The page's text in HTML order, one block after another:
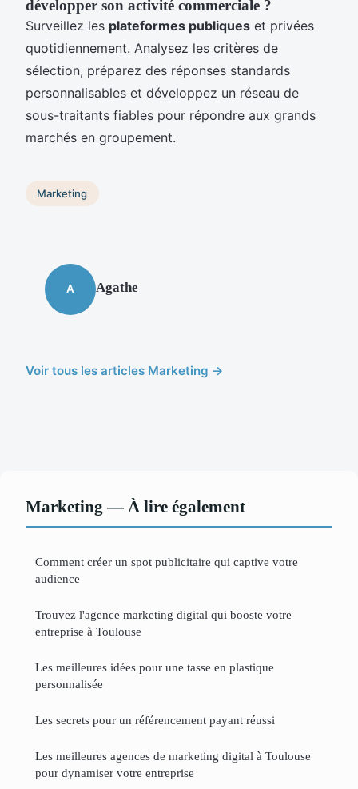
développer son activité commerciale ?
Surveillez les plateformes publiques et privées
quotidiennement. Analysez les critères de
sélection, préparez des réponses standards
personnalisables et développez un réseau de
sous-traitants fiables pour répondre aux grands
marchés en groupement.
Marketing
A Agathe
Voir tous les articles Marketing →
Marketing — À lire également
Comment créer un spot publicitaire qui captive votre
audience
Trouvez l'agence marketing digital qui booste votre
entreprise à Toulouse
Les meilleures idées pour une tasse en plastique
personnalisée
Les secrets pour un référencement payant réussi
Les meilleures agences de marketing digital à Toulouse
pour dynamiser votre entreprise